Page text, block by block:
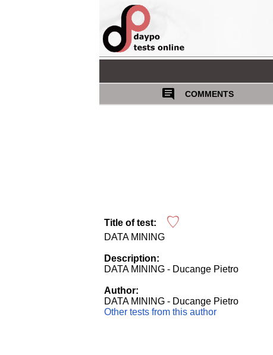
COMMENTS
Title of test:
DATA MINING
Description:
DATA MINING - Ducange Pietro
Author:
DATA MINING - Ducange Pietro
Other tests from this author